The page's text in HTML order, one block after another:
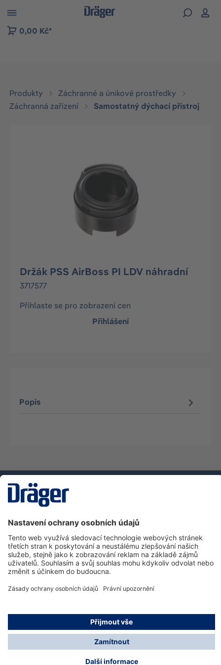
to B2B platform navigation
0,00 Kč*
Produkty
Záchranné a únikové prostředky
Záchranná zařízení
Samostatný dýchací přístroj
Držák PSS AirBoss PI LDV náhradní
3717577
Přihlaste se pro zobrazení cen
Přihlášení
Popis
Zákaznická infolinka
O společnosti Dräger
Informace
© Dräger Safety s.r.o., 2025
* Všechny ceny bez DPH plus náklady na dopravu a
možné poplatky za doručení, pokud není uvedeno jinak.